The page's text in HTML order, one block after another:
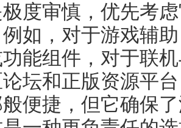
度审慎，优先考
如，对于游戏辅
能组件，对于联
坛和正版资源平
便捷，但它确保